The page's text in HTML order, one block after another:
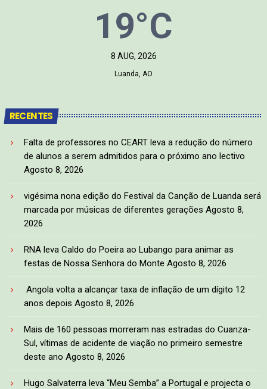
19°C
8 AUG, 2026
Luanda, AO
RECENTES
Falta de professores no CEART leva a redução do número
de alunos a serem admitidos para o próximo ano lectivo
Agosto 8, 2026
vigésima nona edição do Festival da Canção de Luanda será
marcada por músicas de diferentes gerações Agosto 8,
2026
RNA leva Caldo do Poeira ao Lubango para animar as
festas de Nossa Senhora do Monte Agosto 8, 2026
Angola volta a alcançar taxa de inflação de um dígito 12
anos depois Agosto 8, 2026
Mais de 160 pessoas morreram nas estradas do Cuanza-
Sul, vítimas de acidente de viação no primeiro semestre
deste ano Agosto 8, 2026
Hugo Salvaterra leva “Meu Semba” a Portugal e projecta o